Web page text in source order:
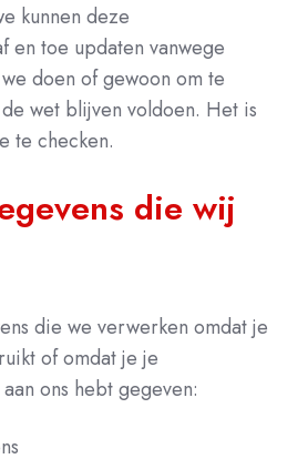
kunnen deze
en toe updaten vanwege
doen of gewoon om te
wet blijven voldoen. Het is
te checken.
die wij
die we verwerken omdat je
of omdat je je
ons hebt gegeven: